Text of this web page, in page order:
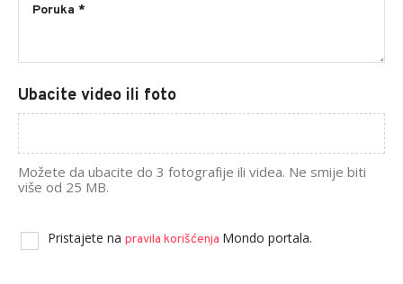
Ubacite video ili foto
Možete da ubacite do 3 fotografije ili videa. Ne smije biti
više od 25 MB.
Pristajete na pravila korišćenja Mondo portala.